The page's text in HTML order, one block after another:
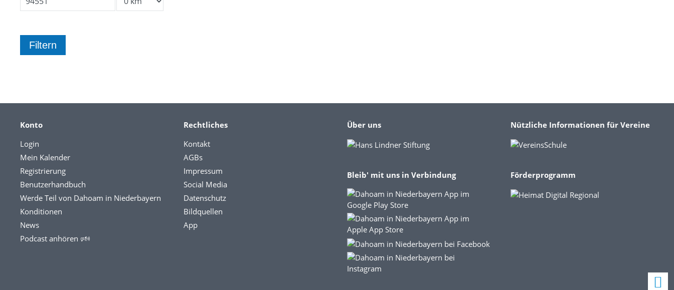
Konto
Login
Mein Kalender
Registrierung
Benutzerhandbuch
Werde Teil von Dahoam in Niederbayern
Konditionen
News
Podcast anhören 🕬
Rechtliches
Kontakt
AGBs
Impressum
Social Media
Datenschutz
Bildquellen
App
Über uns
Bleib' mit uns in Verbindung
Nützliche Informationen für Vereine
Förderprogramm